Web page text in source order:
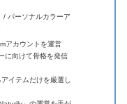
/ パーソナルカラーア
アカウントを運営
に向けて骨格を発信
イテムだけを厳選し